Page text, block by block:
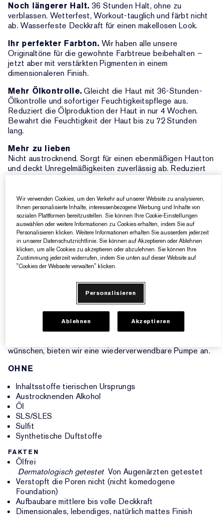
Noch längerer Halt. 36 Stunden Halt, ohne zu
verblassen. Wetterfest, Workout-tauglich und färbt nicht
ab. Wasserfeste Deckkraft für einen makellosen Look.
Ihr perfekter Farbton. Wir haben alle unsere
Originaltöne für die gewohnte Farbtreue beibehalten –
jetzt aber mit verstärkten Pigmenten in einem
dimensionaleren Finish.
Mehr Ölkontrolle.Gleicht die Haut mit 36-Stunden-
Ölkontrolle und sofortiger Feuchtigkeitspflege aus.
Reduziert die Ölproduktion der Haut in nur 4 Wochen.
Bewahrt die Feuchtigkeit der Haut bis zu 72 Stunden
lang.
Mehr zu lieben
Nicht austrocknend. Sorgt für einen ebenmäßigen Hautton
und deckt Unregelmäßigkeiten zuverlässig ab. Reduziert
und setzt sich nicht in Linien ab. Farbtreue selbst bei
Schweiß, Hitze und hoher Luftfeuchtigkeit.
Für alle Hauttypen. Sichere Anwendung für empfindliche
Haut und zu Unreinheiten neigende Haut. Nicht
komedogene Foundation.
GEWOHNTE FARBTREUE, JETZT NOCH BESSER
die gewohnte Farbtreue in einer noch besseren Formel
verlassen. Wie bei jeder neuen Formel empfehlen wir Ihnen
jedoch, Ihren Farbton neu bestimmen zu lassen – für Ihr
perfektes Match.
Einige Kunden bevorzugen es, das Produkt direkt aus der
wünschen, bieten wir eine wiederverwendbare Pumpe an.
OHNE
Inhaltsstoffe tierischen Ursprungs
Austrocknenden Alkohol
Öl
SLS/SLES
Sulfit
Synthetische Duftstoffe
FAKTEN
Ölfrei
Dermatologisch getestet Von Augenärzten getestet
Verstopft die Poren nicht (nicht komedogene
Foundation)
Aufbaubare mittlere bis volle Deckkraft
Dimensionales, lebendiges, natürlich mattes Finish
Wir verwenden Cookies, um den Verkehr auf unserer Website zu analysieren,
Ihnen personalisierte Inhalte, interessenbezogene Werbung und Inhalte von
sozialen Plattformen bereitzustellen. Sie können Ihre Cookie-Einstellungen
auswählen oder weitere Informationen zu Cookies erhalten, indem Sie auf
Personalisieren klicken. Weitere Informationen erhalten Sie ausserdem jederzeit
in unserer Datenschutzrichtlinie. Sie können auf Akzeptieren oder Ablehnen
klicken, um alle Cookies zu akzeptieren oder abzulehnen. Sie können Ihre
Zustimmung jederzeit widerrufen, indem Sie unten auf dieser Website auf
"Cookies der Webseite verwalten" klicken.
Personalisieren
Ablehnen Akzeptieren